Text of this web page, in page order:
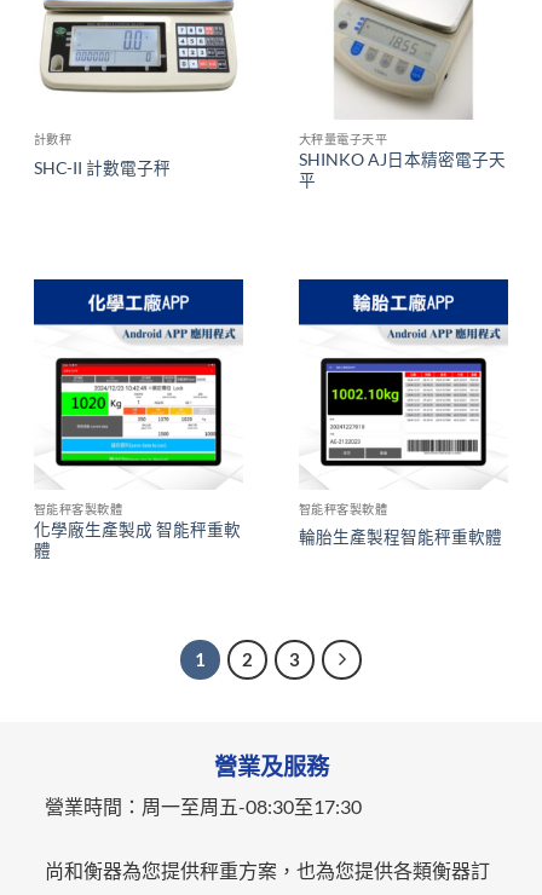
計數秤
SHC-II 計數電子秤
大秤量電子天平
SHINKO AJ日本精密電子天
平
智能秤客製軟體
化學廠生產製成 智能秤重軟
體
智能秤客製軟體
輪胎生產製程智能秤重軟體
1 2 3
營業及服務
營業時間： 周一至周五-08:30至17:30
尚和衡器為您提供秤重方案，也為您提供各類衡器訂